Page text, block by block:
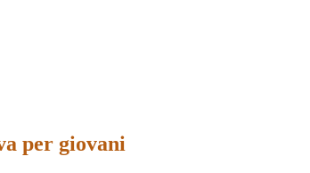
per giovani